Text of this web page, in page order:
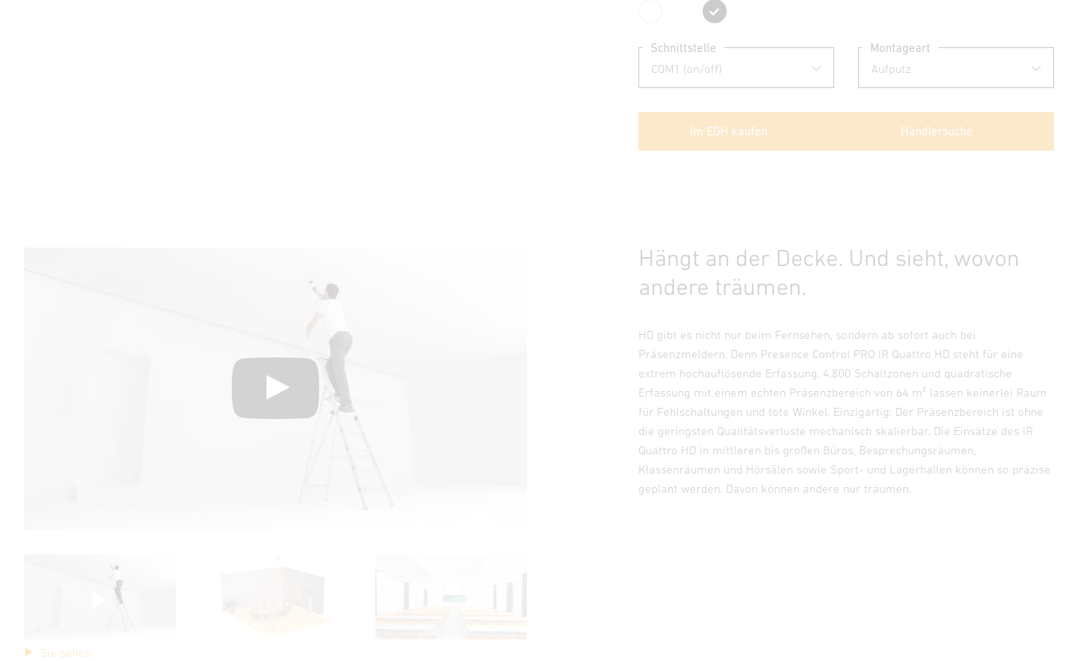
Weiß Schwarz
Schnittstelle Montageart
Im EGH kaufen Händlersuche
Sie sehen:
Hängt an der Decke. Und sieht, wovon
andere träumen.
HD gibt es nicht nur beim Fernsehen, sondern ab sofort auch bei
Präsenzmeldern. Denn Presence Control PRO IR Quattro HD steht für eine
extrem hochauflösende Erfassung. 4.800 Schaltzonen und quadratische
Erfassung mit einem echten Präsenzbereich von 64 m² lassen keinerlei Raum
für Fehlschaltungen und tote Winkel. Einzigartig: Der Präsenzbereich ist ohne
die geringsten Qualitätsverluste mechanisch skalierbar. Die Einsätze des IR
Quattro HD in mittleren bis großen Büros, Besprechungsräumen,
Klassenräumen und Hörsälen sowie Sport- und Lagerhallen können so präzise
geplant werden. Davon können andere nur träumen.